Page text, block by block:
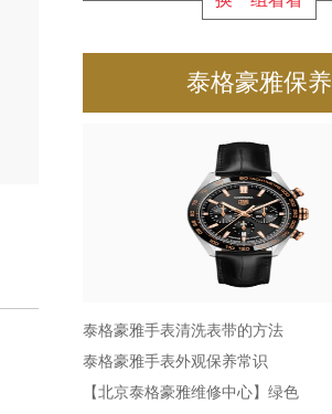
泰格豪雅保养
泰格豪雅手表清洗表带的方法
泰格豪雅手表外观保养常识
【北京泰格豪雅维修中心】绿色